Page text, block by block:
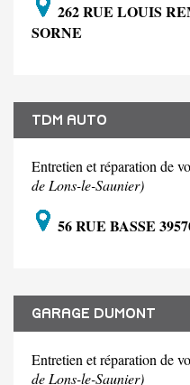
262 RUE LOUIS
SORNE
TDM AUTO
Entretien et réparation de
de Lons-le-Saunier)
56 RUE BASSE
GARAGE DUMONT
Entretien et réparation de
de Lons-le-Saunier)